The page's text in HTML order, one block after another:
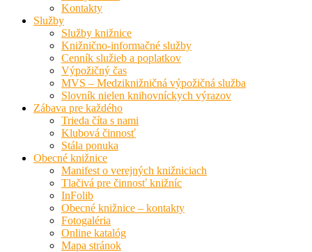
Kontakty
Služby
Služby knižnice
Knižnično-informačné služby
Cenník služieb a poplatkov
Výpožičný čas
MVS – Medziknižničná výpožičná služba
Slovník nielen knihovníckych výrazov
Zábava pre každého
Trieda číta s nami
Klubová činnosť
Stála ponuka
Obecné knižnice
Manifest o verejných knižniciach
Tlačivá pre činnosť knižníc
InFolib
Obecné knižnice – kontakty
Fotogaléria
Online katalóg
Mapa stránok